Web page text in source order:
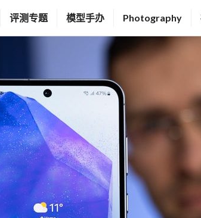
评测专题 模型手办 Photography